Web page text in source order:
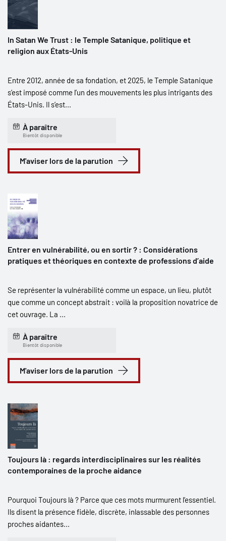
In Satan We Trust : le Temple Satanique, politique et
religion aux États-Unis
Entre 2012, année de sa fondation, et 2025, le Temple Satanique
s’est imposé comme l’un des mouvements les plus intrigants des
États-Unis. Il s’est...
À paraître
Bientôt disponible
M'aviser lors de la parution
Entrer en vulnérabilité, ou en sortir ? : Considérations
pratiques et théoriques en contexte de professions d’aide
Se représenter la vulnérabilité comme un espace, un lieu, plutôt
que comme un concept abstrait : voilà la proposition novatrice de
cet ouvrage. La ...
À paraître
Bientôt disponible
M'aviser lors de la parution
Toujours là : regards interdisciplinaires sur les réalités
contemporaines de la proche aidance
Pourquoi Toujours là ? Parce que ces mots murmurent l’essentiel.
Ils disent la présence fidèle, discrète, inlassable des personnes
proches aidantes...